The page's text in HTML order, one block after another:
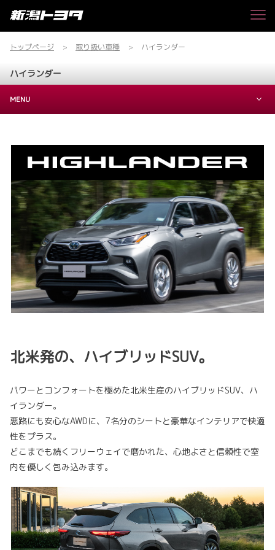
トップページ 取り扱い車種 ハイランダー
ハイランダー
MENU
北米発の、ハイブリッドSUV。
パワーとコンフォートを極めた北米生産のハイブリッドSUV、ハ
イランダー。
悪路にも安心なAWDに、7名分のシートと豪華なインテリアで快適
性をプラス。
どこまでも続くフリーウェイで磨かれた、心地よさと信頼性で室
内を優しく包み込みます。